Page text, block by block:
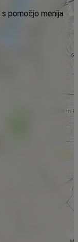
pomočjo menija